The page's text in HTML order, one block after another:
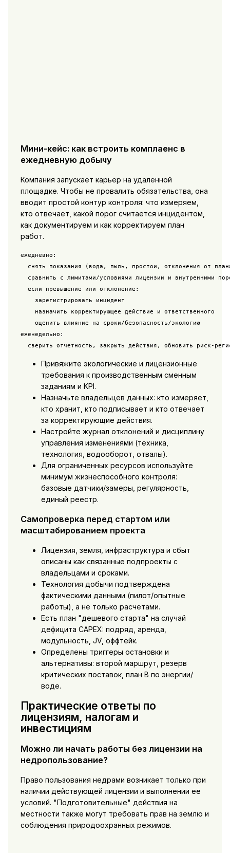
Мини-кейс: как встроить комплаенс в
ежедневную добычу
Компания запускает карьер на удаленной
площадке. Чтобы не провалить обязательства, она
вводит простой контур контроля: что измеряем,
кто отвечает, какой порог считается инцидентом,
как документируем и как корректируем план
работ.
ежедневно:
снять показания (вода, пыль, простои, отклонения от
сравнить с лимитами/условиями лицензии и внутренними
  если превышение или отклонение:
    зарегистрировать инцидент
    назначить корректирующее действие и ответственного
    оценить влияние на сроки/безопасность/экологию
еженедельно:
сверить отчетность, закрыть действия, обновить риск-
Привяжите экологические и лицензионные
требования к производственным сменным
заданиям и KPI.
Назначьте владельцев данных: кто измеряет,
кто хранит, кто подписывает и кто отвечает
за корректирующие действия.
Настройте журнал отклонений и дисциплину
управления изменениями (техника,
технология, водооборот, отвалы).
Для ограниченных ресурсов используйте
минимум жизнеспособного контроля:
базовые датчики/замеры, регулярность,
единый реестр.
Самопроверка перед стартом или
масштабированием проекта
Лицензия, земля, инфраструктура и сбыт
описаны как связанные подпроекты с
владельцами и сроками.
Технология добычи подтверждена
фактическими данными (пилот/опытные
работы), а не только расчетами.
Есть план "дешевого старта" на случай
дефицита CAPEX: подряд, аренда,
модульность, JV, оффтейк.
Определены триггеры остановки и
альтернативы: второй маршрут, резерв
критических поставок, план B по энергии/
воде.
Практические ответы по
лицензиям, налогам и
инвестициям
Можно ли начать работы без лицензии на
недропользование?
Право пользования недрами возникает только при
наличии действующей лицензии и выполнении ее
условий. "Подготовительные" действия на
местности также могут требовать прав на землю и
соблюдения природоохранных режимов.